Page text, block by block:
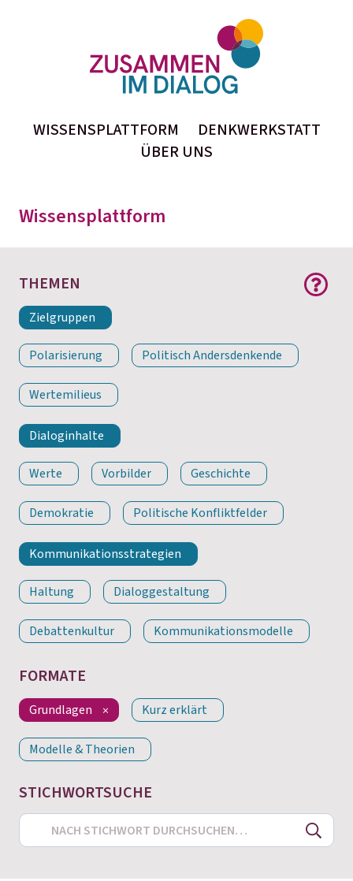
WISSENSPLATTFORM
DENKWERKSTATT
ÜBER UNS
Zusammen im Dialog
inhaltlichen Beiträge finden Sie alle auf der
Wissensplattform
Wissensplattform
THEMEN
Zielgruppen
Polarisierung Politisch Andersdenkende
Wertemilieus
Dialoginhalte
Werte Vorbilder Geschichte
Demokratie Politische Konfliktfelder
Kommunikationsstrategien
Haltung Dialoggestaltung
Debattenkultur Kommunikationsmodelle
FORMATE
Grundlagen Kurz erklärt
Modelle & Theorien
STICHWORTSUCHE
Search